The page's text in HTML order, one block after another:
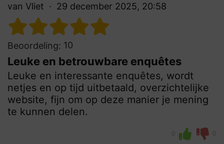
van Vliet 29 december 2025, 20:58
Beoordeling: 10
Leuke en betrouwbare enquêtes
Leuke en interessante enquêtes, wordt
netjes en op tijd uitbetaald, overzichtelijke
website, fijn om op deze manier je mening
te kunnen delen.
0 0